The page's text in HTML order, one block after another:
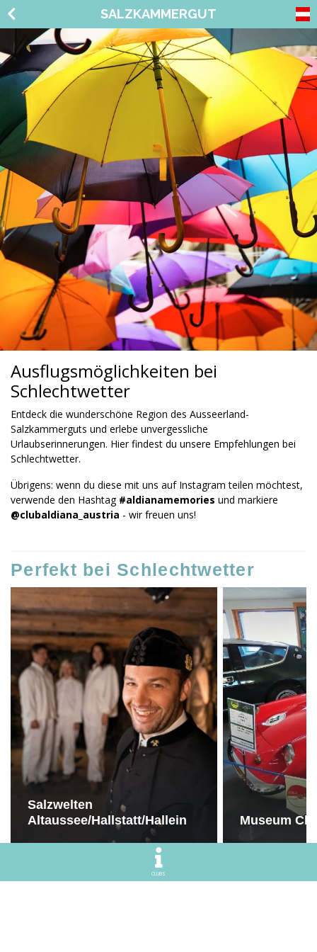
SALZKAMMERGUT
Ausflugsmöglichkeiten bei
Schlechtwetter
Entdeck die wunderschöne Region des Ausseerland-
Salzkammerguts und erlebe unvergessliche
Urlaubserinnerungen. Hier findest du unsere Empfehlungen bei
Schlechtwetter.
Übrigens: wenn du diese mit uns auf Instagram teilen möchtest,
verwende den Hashtag #aldianamemories und markiere
@clubaldiana_austria - wir freuen uns!
Perfekt bei Schlechtwetter
Salzwelten
Altaussee/Hallstatt/Hallein
Museum
CLUBS